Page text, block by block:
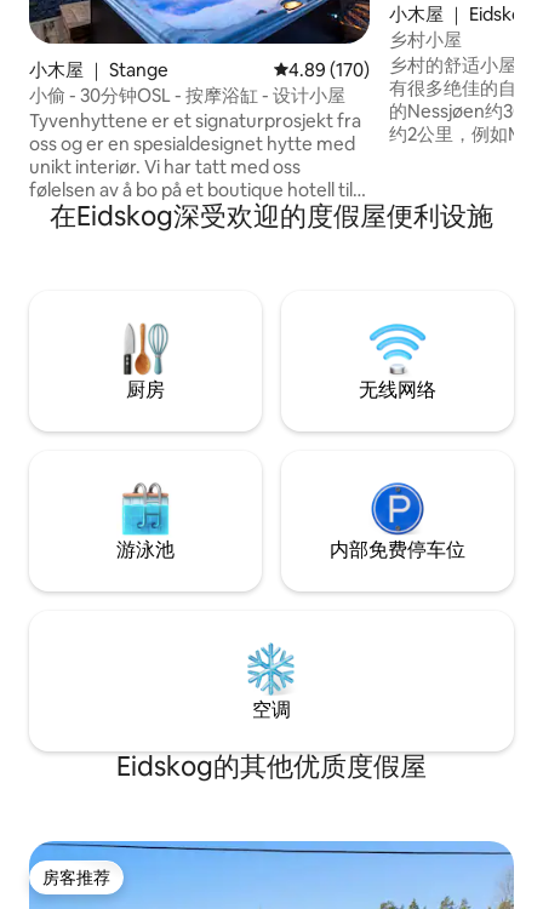
小木屋 ｜ Stange 平均评分 4.89 分（满分 5 分），
4.89 (170)
小偷 - 30分钟OSL - 按摩浴缸 - 设计小屋
Tyvenhyttene er et signaturprosjekt fra
oss og er en spesialdesignet hytte med
unikt interiør. Vi har tatt med oss
følelsen av å bo på et boutique hotell til
den flotte naturen i Mjøsli. Hytta har
privat terasse, 1 bad og 1 soverom +
lammeller for som gjør soveplassen
tilgjengelig på fellesparkering - Privat
小木屋 ｜ Eidskog
乡村小屋
乡村的舒适小屋。
有很多绝佳的自然
的Nessjøen约300
约2公里，例如
啡店。 距离瑞典
物中心（
在Eidskog深受欢迎的度假屋便利设施
厨房 无线网络
游泳池 内部免费停车位
空调
Eidskog的其他优质度假屋
房客推荐
房客推荐